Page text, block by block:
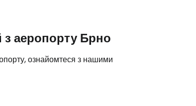
аеропорту Брно
ознайомтеся з нашими